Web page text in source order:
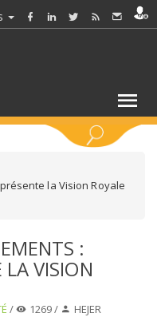
la Vision Royale
:
LA VISION
/ 1269 / HEJER